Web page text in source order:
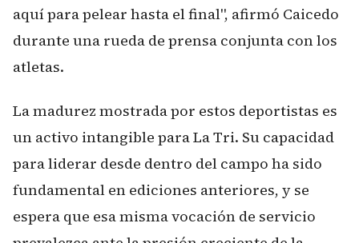
aquí para pelear hasta el final", afirmó Caicedo
durante una rueda de prensa conjunta con los
atletas.
La madurez mostrada por estos deportistas es
un activo intangible para La Tri. Su capacidad
para liderar desde dentro del campo ha sido
fundamental en ediciones anteriores, y se
espera que esa misma vocación de servicio